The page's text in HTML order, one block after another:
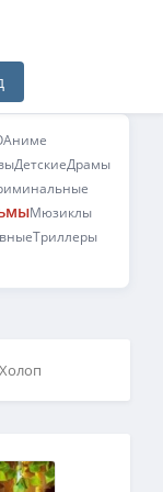
Аниме
ДетскиеДрамы
Мюзиклы
Триллеры